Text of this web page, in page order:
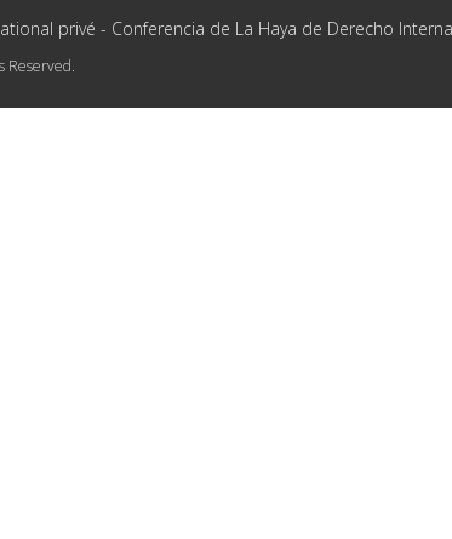
privé - Conferencia de La Haya de Derecho
Reserved.